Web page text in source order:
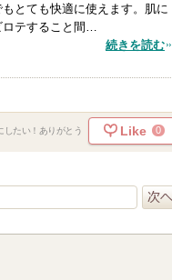
とても快適に使えます。肌に
テすること間…
続きを読む
したい！ありがとう Like 0